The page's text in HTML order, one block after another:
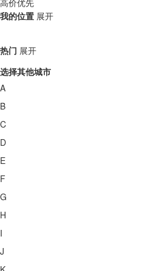
我的位置 展开
热门 展开
选择其他城市
A
B
C
D
E
F
G
H
I
J